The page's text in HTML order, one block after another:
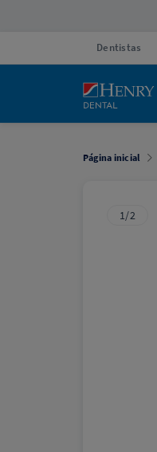
Dentistas
Página inicial
1/2